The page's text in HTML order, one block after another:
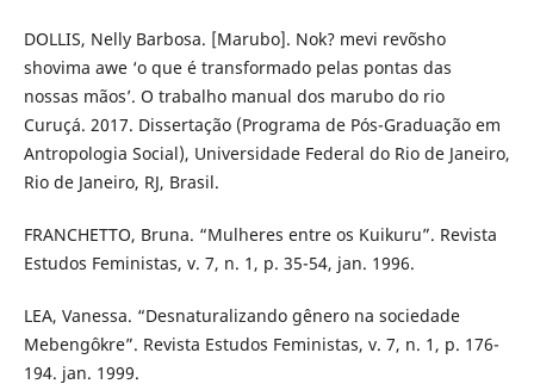
DOLLIS, Nelly Barbosa. [Marubo]. Nok? mevi revõsho
shovima awe ‘o que é transformado pelas pontas das
nossas mãos’. O trabalho manual dos marubo do rio
Curuçá. 2017. Dissertação (Programa de Pós-Graduação em
Antropologia Social), Universidade Federal do Rio de Janeiro,
Rio de Janeiro, RJ, Brasil.
FRANCHETTO, Bruna. “Mulheres entre os Kuikuru”. Revista
Estudos Feministas, v. 7, n. 1, p. 35-54, jan. 1996.
LEA, Vanessa. “Desnaturalizando gênero na sociedade
Mebengôkre”. Revista Estudos Feministas, v. 7, n. 1, p. 176-
194. jan. 1999.